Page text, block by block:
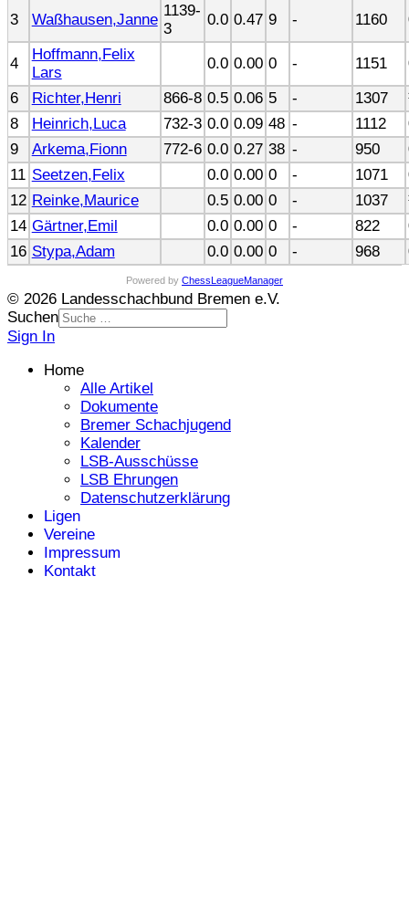
3 Waßhausen,Janne
1139-
3
0.0 0.47 9 - 1160
4
Hoffmann,Felix
Lars
0.0 0.00 0 - 1151
6
Richter,Henri 866-8 0.5 0.06 5 - 1307
8
Heinrich,Luca 732-3 0.0 0.09 48 - 1112
9
Arkema,Fionn 772-6 0.0 0.27 38 - 950
11 Seetzen,Felix 0.0 0.00 0 - 1071
12 Reinke,Maurice 0.5 0.00 0 - 1037
14 Gärtner,Emil 0.0 0.00 0 - 822
16 Stypa,Adam 0.0 0.00 0 - 968
Powered by ChessLeagueManager
© 2026 Landesschachbund Bremen e.V.
Suchen
Sign In
Home
Alle Artikel
Dokumente
Bremer Schachjugend
Kalender
LSB-Ausschüsse
LSB Ehrungen
Datenschutzerklärung
Ligen
Vereine
Impressum
Kontakt